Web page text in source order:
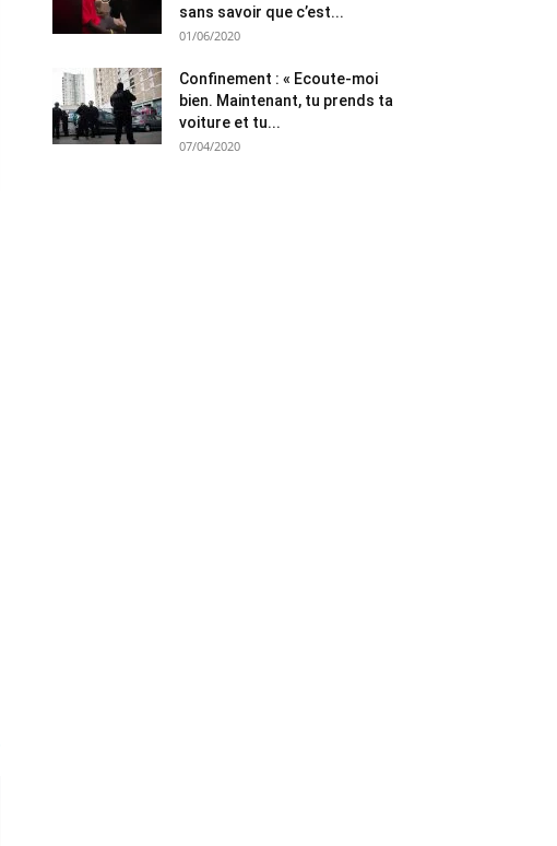
sans savoir que c’est...
01/06/2020
Confinement : « Ecoute-moi
bien. Maintenant, tu prends ta
voiture et tu...
07/04/2020